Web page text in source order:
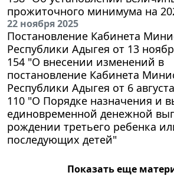
прожиточного минимума на
22 ноября 2025
Постановление Кабинета
Республики Адыгея от 13
154 "О внесении изменений в
постановление Кабинета
Республики Адыгея от 6
110 "О Порядке назначения и
единовременной денежной
рождении третьего ребенка
последующих детей"
Показать еще